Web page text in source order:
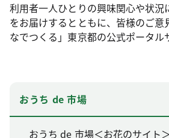
利用者一人ひとりの興味関心や状況
をお届けするとともに、皆様のご意
なでつくる」東京都の公式ポータル
おうち de 市場
おうち de 市場＜お花のサイト＞